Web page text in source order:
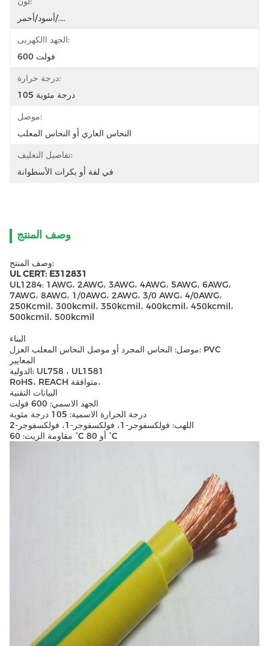
أسود/أحمر/....
الجهد االكهربى:
600 فولت
درجة حرارة:
105 درجة مئوية
موصل:
النحاس العاري أو النحاس المعلب
تفاصيل التغليف:
في لفة أو بكرات الأسطوانة
وصف المنتج
وصف المنتج:
UL CERT: E312831
UL1284: 1AWG، 2AWG، 3AWG، 4AWG، 5AWG، 6AWG،
7AWG، 8AWG، 1/0AWG، 2AWG، 3/0 AWG، 4/0AWG،
250Kcmil، 300kcmil، 350kcmil، 400kcmil، 450kcmil،
500kcmil، 500kcmil
البناء
موصل: النحاس المجرد أو موصل النحاس المعلب العزل: PVC
المعايير
الدولية: UL758 ، UL1581
RoHS، REACH متوافقة،
البيانات التقنية
الجهد الاسمي: 600 فولت
درجة الحرارة الاسمية: 105 درجة مئوية
اللهب: فولكسفوجر-1، فولكسفوجر-1، فولكسفوجر-2
مقاومة الزيت: 60 °C أو 80 °C